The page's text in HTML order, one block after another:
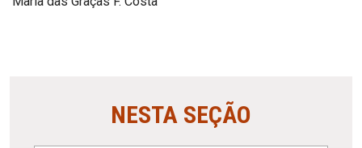
NESTA SEÇÃO